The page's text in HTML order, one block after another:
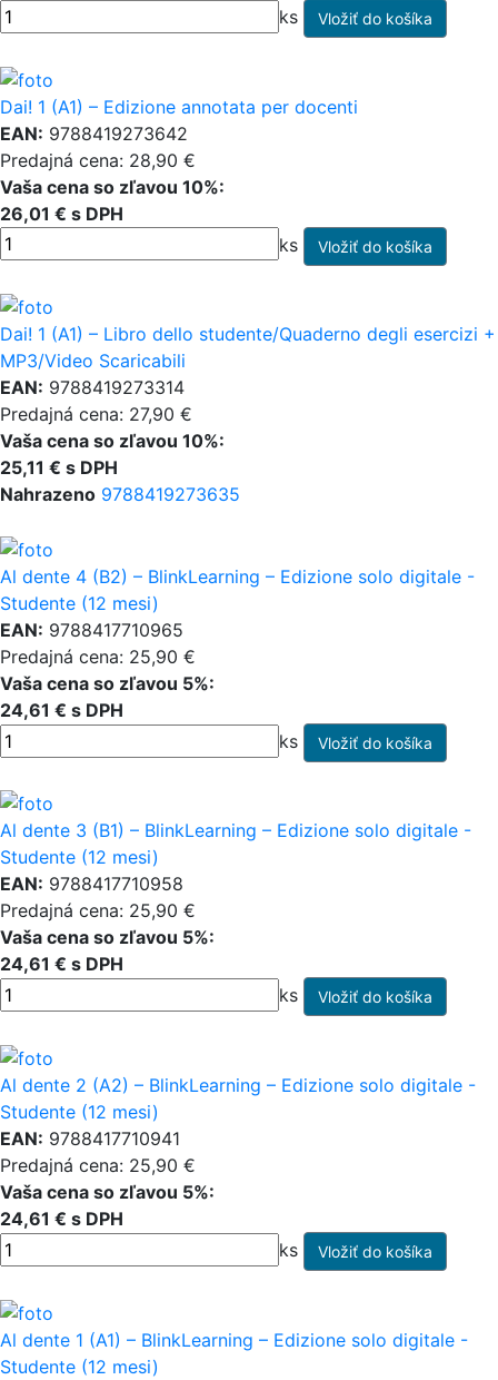
ks
Dai! 1 (A1) – Edizione annotata per docenti
EAN: 9788419273642
Predajná cena: 28,90 €
Vaša cena so zľavou 10%:
26,01 € s DPH
ks
Dai! 1 (A1) – Libro dello studente/Quaderno degli esercizi +
MP3/Video Scaricabili
EAN: 9788419273314
Predajná cena: 27,90 €
Vaša cena so zľavou 10%:
25,11 € s DPH
Nahrazeno 9788419273635
Al dente 4 (B2) – BlinkLearning – Edizione solo digitale -
Studente (12 mesi)
EAN: 9788417710965
Predajná cena: 25,90 €
Vaša cena so zľavou 5%:
24,61 € s DPH
ks
Al dente 3 (B1) – BlinkLearning – Edizione solo digitale -
Studente (12 mesi)
EAN: 9788417710958
Predajná cena: 25,90 €
Vaša cena so zľavou 5%:
24,61 € s DPH
ks
Al dente 2 (A2) – BlinkLearning – Edizione solo digitale -
Studente (12 mesi)
EAN: 9788417710941
Predajná cena: 25,90 €
Vaša cena so zľavou 5%:
24,61 € s DPH
ks
Al dente 1 (A1) – BlinkLearning – Edizione solo digitale -
Studente (12 mesi)